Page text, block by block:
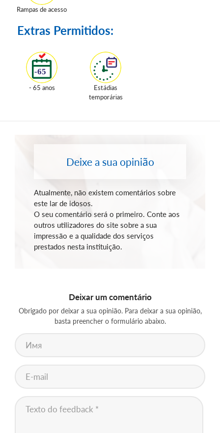
Rampas de acesso
Extras Permitidos:
- 65 anos
Estádias
temporárias
Deixe a sua opinião
Atualmente, não existem comentários sobre
este lar de idosos.
O seu comentário será o primeiro. Conte aos
outros utilizadores do site sobre a sua
impressão e a qualidade dos serviços
prestados nesta instituição.
Deixar um comentário
Obrigado por deixar a sua opinião. Para deixar a sua opinião,
basta preencher o formulário abaixo.